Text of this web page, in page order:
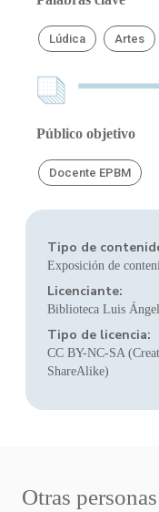
Lúdica Artes
Público objetivo
Docente EPBM
Tipo de
Exposición de
Licenciante:
Biblioteca Luis
Tipo de licencia:
CC BY-NC-SA
ShareAlike)
Otras